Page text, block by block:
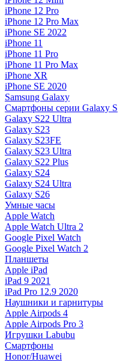
iPhone 12 Pro
iPhone 12 Pro Max
iPhone SE 2022
iPhone 11
iPhone 11 Pro
iPhone 11 Pro Max
iPhone XR
iPhone SE 2020
Samsung Galaxy
Смартфоны серии Galaxy S
Galaxy S22 Ultra
Galaxy S23
Galaxy S23FE
Galaxy S23 Ultra
Galaxy S22 Plus
Galaxy S24
Galaxy S24 Ultra
Galaxy S26
Умные часы
Apple Watch
Apple Watch Ultra 2
Google Pixel Watch
Google Pixel Watch 2
Планшеты
Apple iPad
iPad 9 2021
iPad Pro 12.9 2020
Наушники и гарнитуры
Apple Airpods 4
Apple Airpods Pro 3
Игрушки Labubu
Смартфоны
Honor/Huawei